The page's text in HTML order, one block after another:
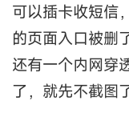
可以插卡收短信
的页面入口被删
还有一个内网穿
了，就先不截图